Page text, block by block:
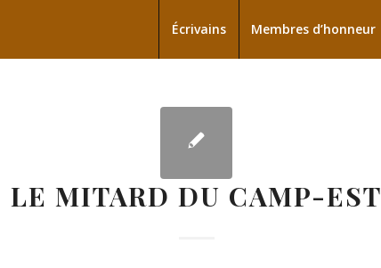
Écrivains Membres d’honneur
LE MITARD DU CAMP-EST